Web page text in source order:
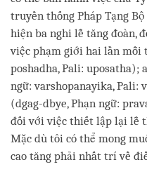
truyền thống Pháp Tạng
hiện ba nghi lễ tăng đoàn,
việc phạm giới hai lần mỗi
poshadha, Pali: uposatha);
ngữ: varshopanayika, Pali:
(dgag-dbye, Phạn ngữ:
đối với việc thiết lập lại lễ
Mặc dù tôi có thể mong
cao tăng phải nhất trí về